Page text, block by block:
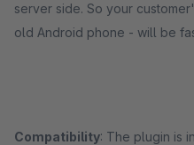
server side. So your
old Android phone - will be
Compatibility: The plugin is